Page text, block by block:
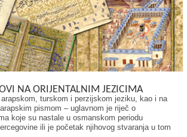
NA ORIJENTALNIM JEZICIMA
turskom i perzijskom jeziku, kao i na
pismom – uglavnom je riječ o
koje su nastale u osmanskom periodu
ili je početak njihovog stvaranja u tom